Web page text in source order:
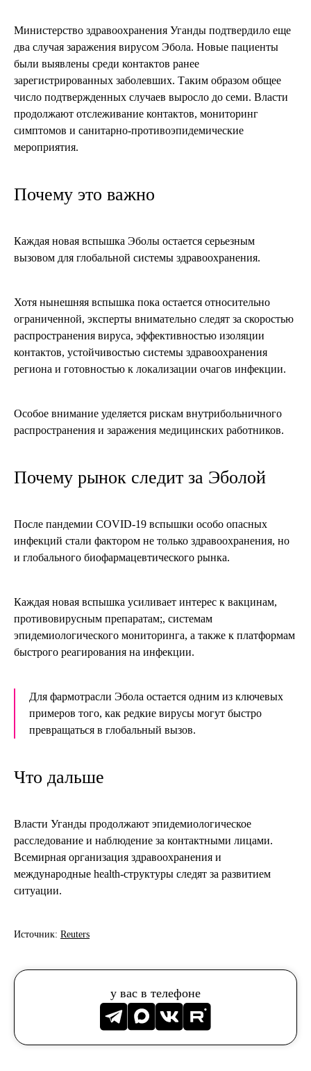
Министерство здравоохранения Уганды подтвердило еще
два случая заражения вирусом Эбола. Новые пациенты
были выявлены среди контактов ранее
зарегистрированных заболевших. Таким образом общее
число подтвержденных случаев выросло до семи. Власти
продолжают отслеживание контактов, мониторинг
симптомов и санитарно-противоэпидемические
мероприятия.
Почему это важно
Каждая новая вспышка Эболы остается серьезным
вызовом для глобальной системы здравоохранения.
Хотя нынешняя вспышка пока остается относительно
ограниченной, эксперты внимательно следят за скоростью
распространения вируса, эффективностью изоляции
контактов, устойчивостью системы здравоохранения
региона и готовностью к локализации очагов инфекции.
Особое внимание уделяется рискам внутрибольничного
распространения и заражения медицинских работников.
Почему рынок следит за Эболой
После пандемии COVID-19 вспышки особо опасных
инфекций стали фактором не только здравоохранения, но
и глобального биофармацевтического рынка.
Каждая новая вспышка усиливает интерес к вакцинам,
противовирусным препаратам;, системам
эпидемиологического мониторинга, а также к платформам
быстрого реагирования на инфекции.
Для фармотрасли Эбола остается одним из ключевых
примеров того, как редкие вирусы могут быстро
превращаться в глобальный вызов.
Что дальше
Власти Уганды продолжают эпидемиологическое
расследование и наблюдение за контактными лицами.
Всемирная организация здравоохранения и
международные health-структуры следят за развитием
ситуации.
Источник: Reuters
у вас в телефоне